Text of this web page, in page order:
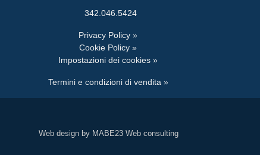
342.046.5424
Privacy Policy »
Cookie Policy »
Impostazioni dei cookies »
Termini e condizioni di vendita »
Web design by MABE23 Web consulting